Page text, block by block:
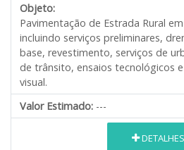
Objeto:
Pavimentação de Estrada Rural
incluindo serviços preliminares,
base, revestimento, serviços de
de trânsito, ensaios tecnológicos
visual.
Valor Estimado: ---
DETALHES